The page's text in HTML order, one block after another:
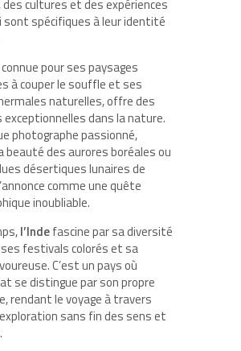
des cultures et des expériences
sont spécifiques à leur identité
pour ses paysages
à couper le souffle et ses
naturelles, offre des
dans la nature.
photographe passionné,
beauté des aurores boréales ou
désertiques lunaires de
comme une quête
inoubliable.
l’Indefascine par sa diversité
festivals colorés et sa
C’est un pays où
se distingue par son propre
rendant le voyage à travers
exploration sans fin des sens et